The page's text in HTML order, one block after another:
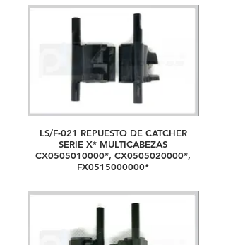
LS/F-021 REPUESTO DE CATCHER
SERIE X* MULTICABEZAS
CX0505010000*, CX0505020000*,
FX0515000000*